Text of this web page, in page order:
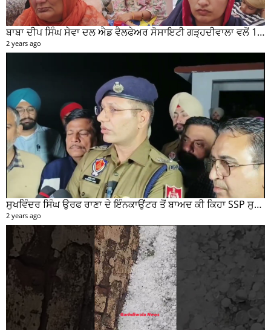
ਬਾਬਾ ਦੀਪ ਸਿੰਘ ਸੇਵਾ ਦਲ ਐਡ ਵੈਲਫੇਅਰ ਸੋਸਾਇਟੀ ਗੜ੍ਹਦੀਵਾਲਾ ਵਲੋਂ 100 ਵਾਂ ਮਹੀਨਾਵਾਰ ਰਾਸ਼ਨ ਵੰਡ ਸਮਾਰੋਹ ਕਰਵਾਇਆ
2 years ago
ਸੁਖਵਿੰਦਰ ਸਿੰਘ ਉਰਫ ਰਾਣਾ ਦੇ ਇੰਨਕਾਉਂਟਰ ਤੋਂ ਬਾਅਦ ਕੀ ਕਿਹਾ SSP ਸੁਰੇਂਦਰ ਲਾਂਬਾ ਤੁਸੀਂ ਵੀ ਸੁਣੋ...
2 years ago